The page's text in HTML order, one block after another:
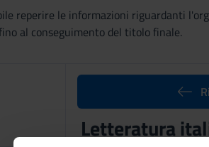
reperire le informazioni riguardanti
al conseguimento del titolo finale.
Letteratura